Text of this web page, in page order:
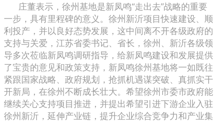
庄董表示，徐州基地是新凤鸣“走出去”战略的重要
一步，具有里程碑的意义。徐州新沂项目快速建设、顺
利投产，并以良好态势发展，这中间离不开各级政府的
支持与关爱，江苏省委书记、省长，徐州、新沂各级领
导多次莅临新凤鸣调研指导，给新凤鸣建设和发展提供
了宝贵的意见和政策支持，新凤鸣徐州基地将一如既往
紧跟国家战略、政府规划，抢抓机遇谋突破、真抓实干
开新局，在徐州不断成长壮大。希望徐州市委市政府能
继续关心支持项目推进，并提出希望引进下游企业入驻
徐州新沂，延伸产业链，提升企业综合竞争力和产业集